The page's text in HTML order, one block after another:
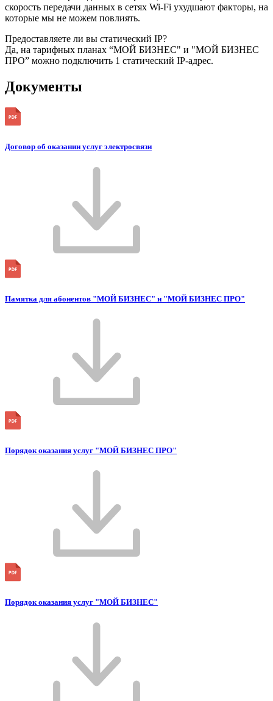
скорость передачи данных в сетях Wi-Fi ухудшают факторы, на
которые мы не можем повлиять.
Предоставляете ли вы статический IP?
Да, на тарифных планах “МОЙ БИЗНЕС" и "МОЙ БИЗНЕС
ПРО” можно подключить 1 статический IP-адрес.
Документы
Договор об оказании услуг электросвязи
Памятка для абонентов "МОЙ БИЗНЕС" и "МОЙ БИЗНЕС ПРО"
Порядок оказания услуг "МОЙ БИЗНЕС ПРО"
Порядок оказания услуг "МОЙ БИЗНЕС"